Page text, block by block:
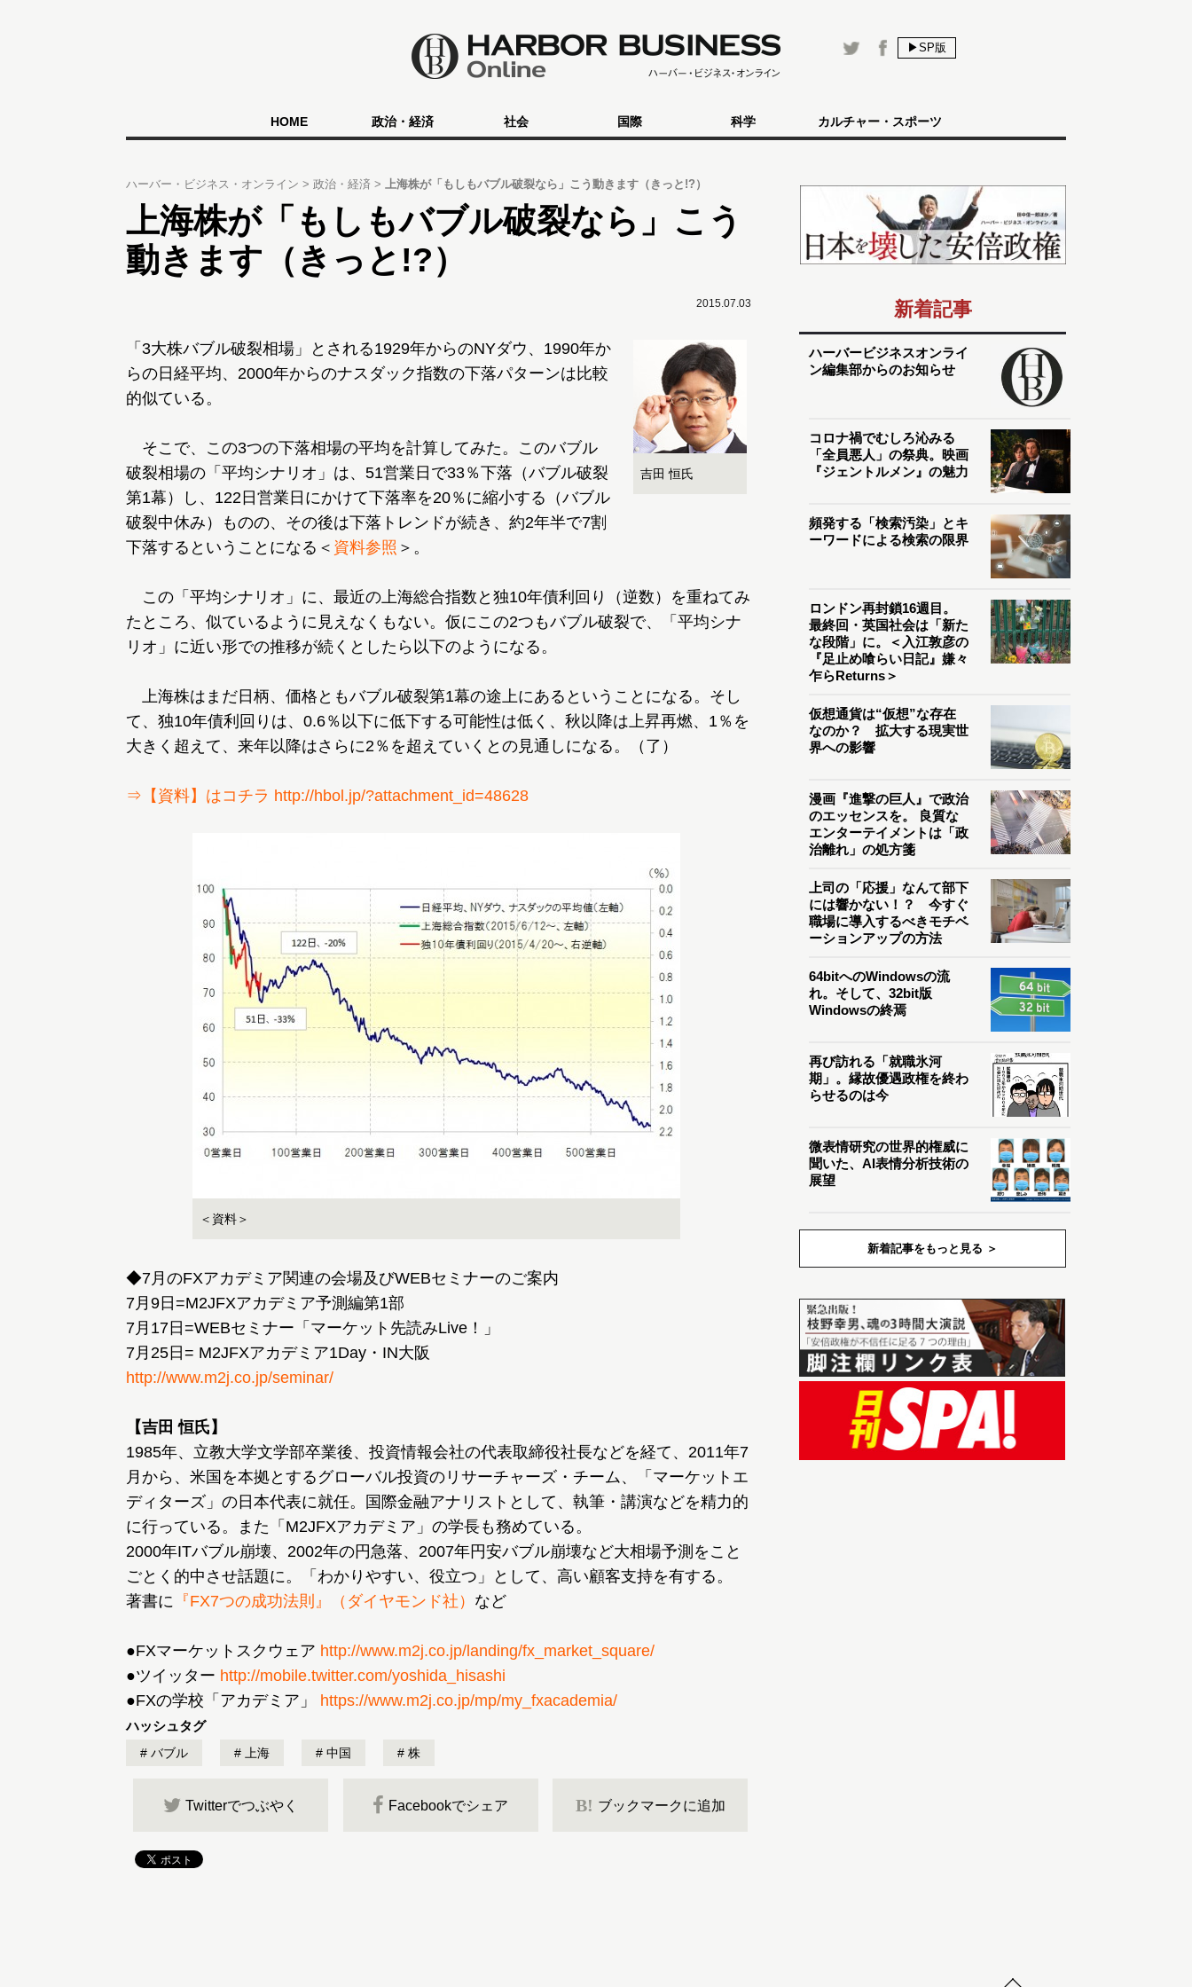
▶SP版
HOME 政治・経済 社会 国際 科学 カルチャー・スポーツ
ハーバー・ビジネス・オンライン 政治・経済 上海株が「もしもバブル破裂なら」こう動きます（きっと!?）
上海株が「もしもバブル破裂なら」こう
動きます（きっと!?）
2015.07.03
吉田 恒氏
「3大株バブル破裂相場」とされる1929年からのNYダウ、1990年か
らの日経平均、2000年からのナスダック指数の下落パターンは比較
的似ている。
そこで、この3つの下落相場の平均を計算してみた。このバブル
破裂相場の「平均シナリオ」は、51営業日で33％下落（バブル破裂
第1幕）し、122日営業日にかけて下落率を20％に縮小する（バブル
破裂中休み）ものの、その後は下落トレンドが続き、約2年半で7割
下落するということになる＜ 資料参照 ＞。
この「平均シナリオ」に、最近の上海総合指数と独10年債利回り（逆数）を重ねてみ
たところ、似ているように見えなくもない。仮にこの2つもバブル破裂で、「平均シナ
リオ」に近い形での推移が続くとしたら以下のようになる。
上海株はまだ日柄、価格ともバブル破裂第1幕の途上にあるということになる。そし
て、独10年債利回りは、0.6％以下に低下する可能性は低く、秋以降は上昇再燃、1％を
大きく超えて、来年以降はさらに2％を超えていくとの見通しになる。（了）
⇒【資料】はコチラ http://hbol.jp/?attachment_id=48628
＜資料＞
◆7月のFXアカデミア関連の会場及びWEBセミナーのご案内
7月9日=M2JFXアカデミア予測編第1部
7月17日=WEBセミナー「マーケット先読みLive！」
http://www.m2j.co.jp/seminar/
【吉田 恒氏】
1985年、立教大学文学部卒業後、投資情報会社の代表取締役社長などを経て、2011年7
月から、米国を本拠とするグローバル投資のリサーチャーズ・チーム、「マーケットエ
ディターズ」の日本代表に就任。国際金融アナリストとして、執筆・講演などを精力的
に行っている。また「M2JFXアカデミア」の学長も務めている。
2000年ITバブル崩壊、2002年の円急落、2007年円安バブル崩壊など大相場予測をこと
ごとく的中させ話題に。「わかりやすい、役立つ」として、高い顧客支持を有する。
著書に 『FX7つの成功法則』（ダイヤモンド社） など
●FXマーケットスクウェア http://www.m2j.co.jp/landing/fx_market_square/
●ツイッター http://mobile.twitter.com/yoshida_hisashi
●FXの学校「アカデミア」 https://www.m2j.co.jp/mp/my_fxacademia/
ハッシュタグ
バブル 上海 中国 株
Twitterでつぶやく Facebookでシェア B! ブックマークに追加
新着記事
ハーバービジネスオンライ
ン編集部からのお知らせ
コロナ禍でむしろ沁みる
「全員悪人」の祭典。映画
『ジェントルメン』の魅力
頻発する「検索汚染」とキ
ーワードによる検索の限界
ロンドン再封鎖16週目。
最終回・英国社会は「新た
な段階」に。＜入江敦彦の
『足止め喰らい日記』嫌々
乍らReturns＞
仮想通貨は“仮想”な存在
なのか？ 拡大する現実世
界への影響
漫画『進撃の巨人』で政治
のエッセンスを。 良質な
エンターテイメントは「政
治離れ」の処方箋
上司の「応援」なんて部下
には響かない！？ 今すぐ
職場に導入するべきモチベ
ーションアップの方法
64bitへのWindowsの流
れ。そして、32bit版
Windowsの終焉
再び訪れる「就職氷河
期」。縁故優遇政権を終わ
らせるのは今
微表情研究の世界的権威に
聞いた、AI表情分析技術の
展望
新着記事をもっと見る